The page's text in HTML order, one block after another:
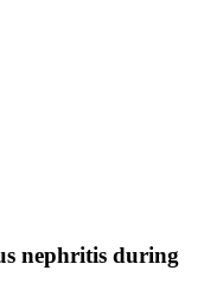
nephritis during